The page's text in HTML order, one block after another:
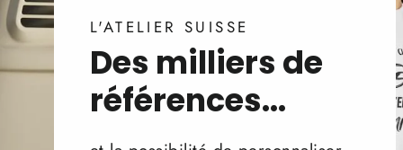
L'ATELIER SUISSE
Des milliers de
références...